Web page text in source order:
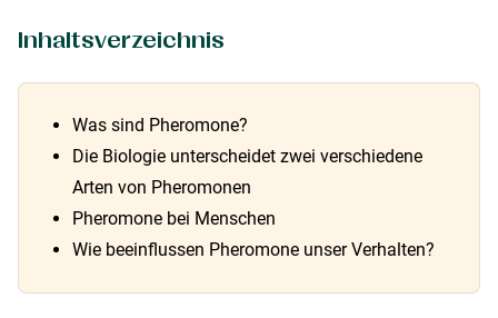
Inhaltsverzeichnis
Was sind Pheromone?
Die Biologie unterscheidet zwei verschiedene
Arten von Pheromonen
Pheromone bei Menschen
Wie beeinflussen Pheromone unser Verhalten?